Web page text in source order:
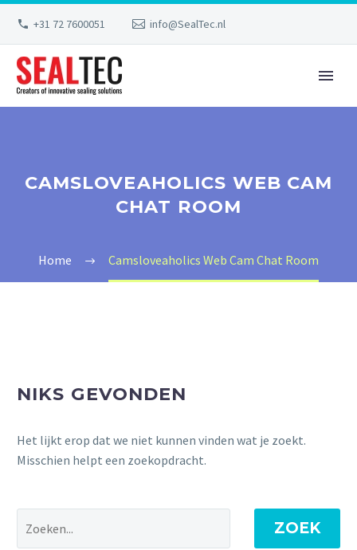
+31 72 7600051 info@SealTec.nl
CAMSLOVEAHOLICS WEB CAM
CHAT ROOM
Home Camsloveaholics Web Cam Chat Room
NIKS GEVONDEN
Het lijkt erop dat we niet kunnen vinden wat je zoekt.
Misschien helpt een zoekopdracht.
ZOEK